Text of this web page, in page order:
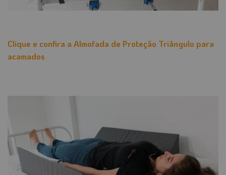
Clique e confira a Almofada de Proteção Triângulo para
acamados